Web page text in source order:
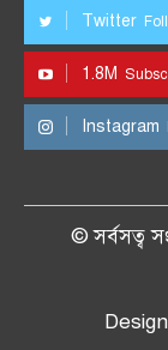
Twitter
1.8M
Instagram
© সর্বসত্ব